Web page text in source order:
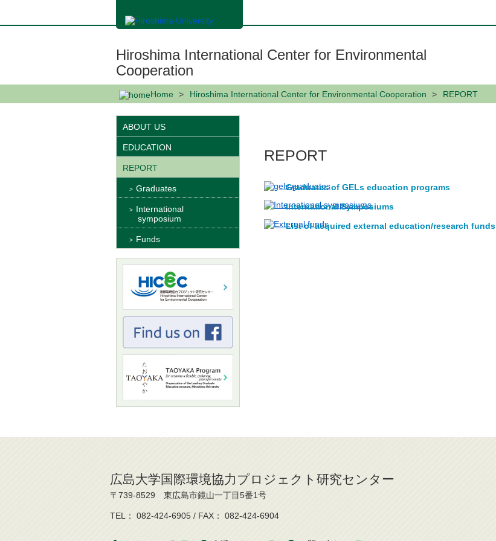
ン
に
Hiroshima International Center for Environmental
Cooperation
Home Hiroshima International Center for Environmental Cooperation REPORT
REPORT
Graduates of GELs education programs
International Symposiums
List of acquired external education/research funds
ABOUT US
EDUCATION
REPORT
Graduates
International
symposium
Funds
広島大学国際環境協力プロジェクト研究センター
〒739-8529 東広島市鏡山一丁目5番1号
TEL： 082-424-6905 / FAX： 082-424-6904